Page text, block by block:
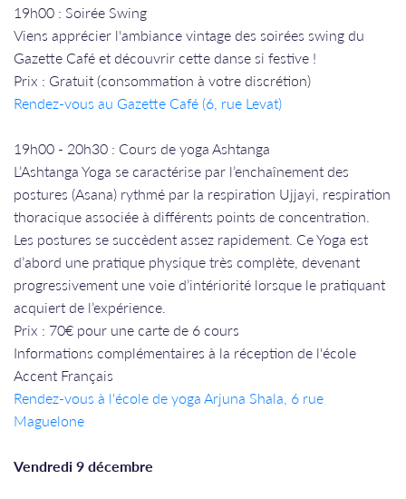
19h00 : Soirée Swing
Viens apprécier l'ambiance vintage des soirées swing du
Gazette Café et découvrir cette danse si festive !
Prix : Gratuit (consommation à votre discrétion)
Rendez-vous au Gazette Café (6, rue Levat)
​​​​​​​19h00 - 20h30 : Cours de yoga Ashtanga
L’Ashtanga Yoga se caractérise par l’enchaînement des
postures (Asana) rythmé par la respiration Ujjayi, respiration
thoracique associée à différents points de concentration.
Les postures se succèdent assez rapidement. Ce Yoga est
d’abord une pratique physique très complète, devenant
progressivement une voie d’intériorité lorsque le pratiquant
acquiert de l’expérience.
Prix : 70€ pour une carte de 6 cours
Informations complémentaires à la réception de l'école
Accent Français
Rendez-vous à l'école de yoga Arjuna Shala, 6 rue
Maguelone
Vendredi 9 décembre